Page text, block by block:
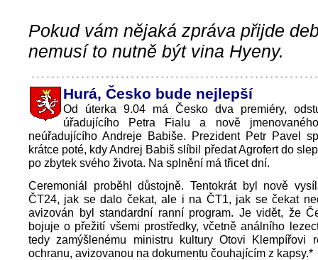
Pokud vám nějaká zpráva přijde
nemusí to nutně být vina Hyeny.
Hurá, Česko bude nejlepší
Od úterka 9.04 má Česko dva premiéry,
úřadujícího Petra Fialu a nově
neúřadujícího Andreje Babiše. Prezident Petr Pavel
krátce poté, kdy Andrej Babiš slíbil předat Agrofert do
po zbytek svého života. Na splnění má třicet dní.
Ceremoniál proběhl důstojně. Tentokrát byl nově
ČT24, jak se dalo čekat, ale i na ČT1, jak se čekat
avizován byl standardní ranní program. Je vidět, že
bojuje o přežití všemi prostředky, včetně análního
tedy zamýšlenému ministru kultury Otovi Klempířovi
ochranu, avizovanou na dokumentu čouhajícím z kapsy.*